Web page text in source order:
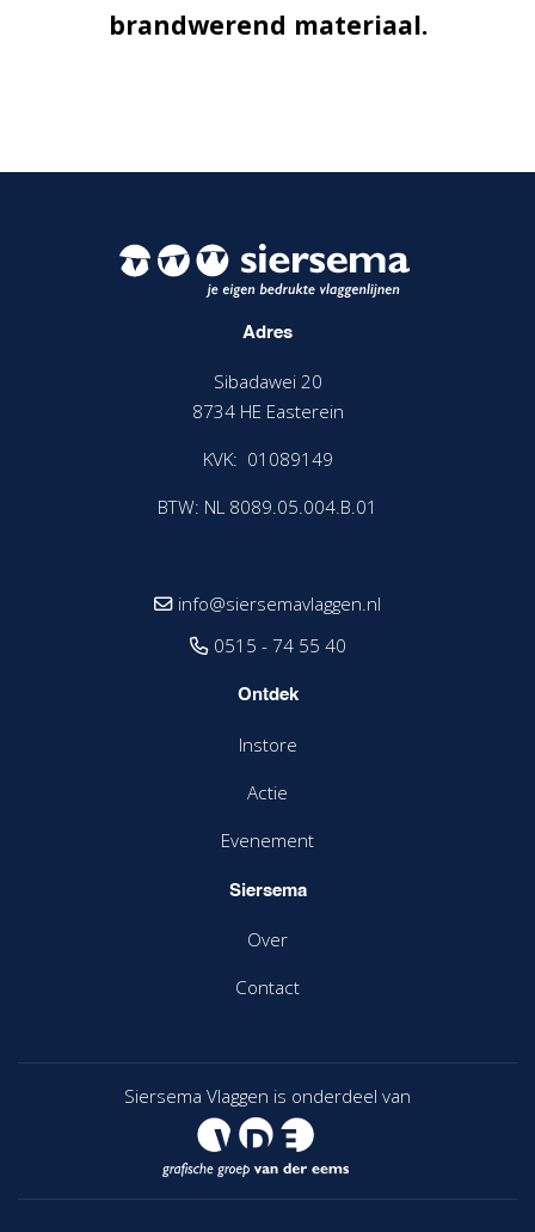
brandwerend materiaal.
Adres
Sibadawei 20
8734 HE Easterein
KVK: 01089149
BTW: NL 8089.05.004.B.01
info@siersemavlaggen.nl
0515 - 74 55 40
Ontdek
Instore
Actie
Evenement
Siersema
Over
Contact
Siersema Vlaggen is onderdeel van